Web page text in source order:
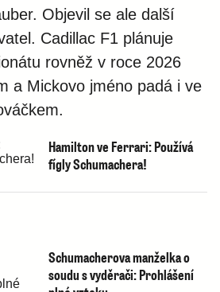
Objevil se ale další
Cadillac F1 plánuje
rovněž v roce 2026
a Mickovo jméno padá i ve
Hamilton ve Ferrari: Používá
fígly Schumachera!
Schumacherova manželka o
soudu s vyděrači: Prohlášení